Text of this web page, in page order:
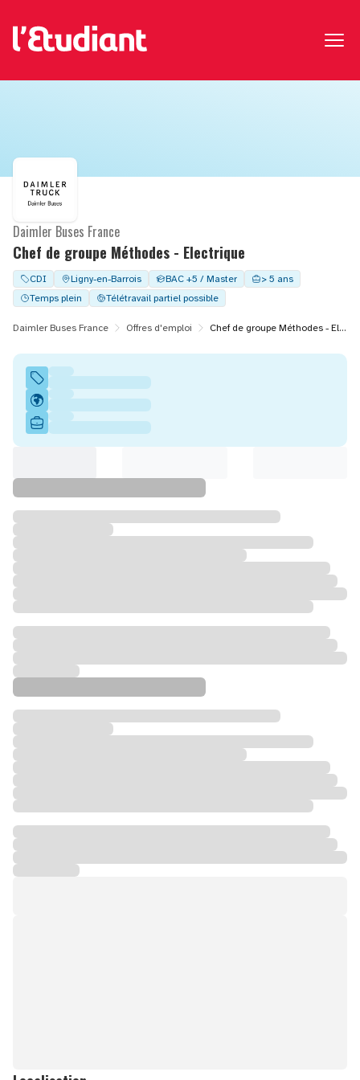
Chef de groupe Méthodes - Electrique
Daimler Buses France
CDI Ligny-en-Barrois BAC +5 / Master
> 5 ans
Temps plein
Télétravail partiel possible
Daimler Buses France Offres d'emploi Chef de groupe Méthodes - Electrique